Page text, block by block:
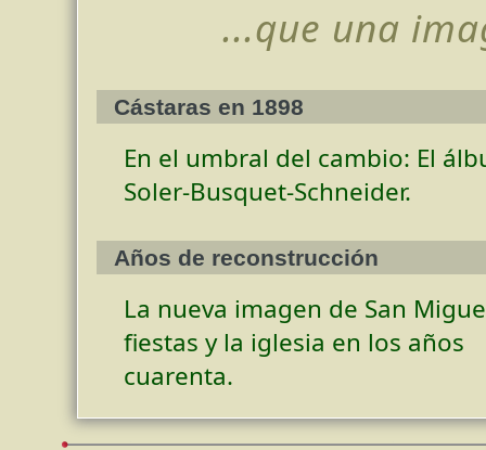
...que una
Cástaras en 1898
En el umbral del cambio: El
Soler-Busquet-Schneider.
Años de reconstrucción
La nueva imagen de San
fiestas y la iglesia en los años
cuarenta.